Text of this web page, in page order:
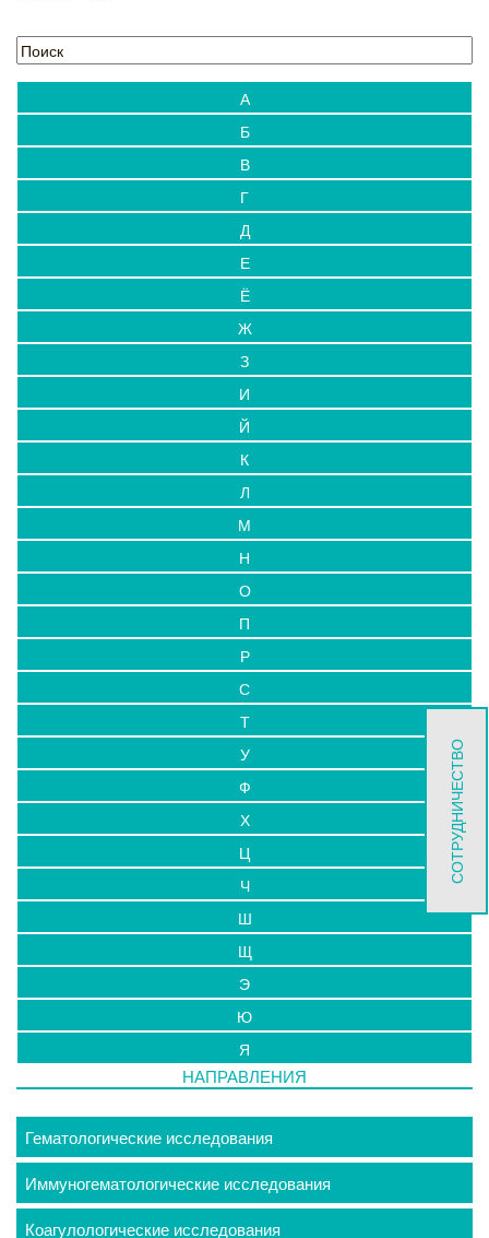
А
Б
В
Г
Д
Е
Ё
Ж
З
И
Й
К
Л
М
Н
О
П
Р
С
Т
У
Ф
Х
Ц
Ч
Ш
Щ
Э
Ю
Я
НАПРАВЛЕНИЯ
Гематологические исследования
Иммуногематологические исследования
Коагулологические исследования
СОТРУДНИЧЕСТВО